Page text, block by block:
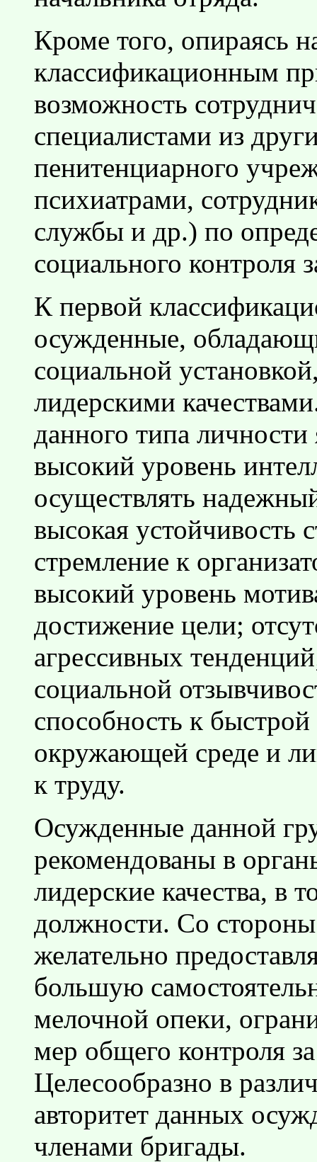
Кроме того, опираясь
классификационным
возможность
специалистами из
пенитенциарного
психиатрами,
службы и др.) по
социального контроля
К первой
осужденные,
социальной
лидерскими
данного типа личности
высокий уровень
осуществлять
высокая устойчивость
стремление к
высокий уровень
достижение цели;
агрессивных
социальной
способность к
окружающей среде и
к труду.
Осужденные данной
рекомендованы в
лидерские качества, в
должности. Со стороны
желательно
большую
мелочной опеки,
мер общего контроля
Целесообразно в
авторитет данных
членами бригады.